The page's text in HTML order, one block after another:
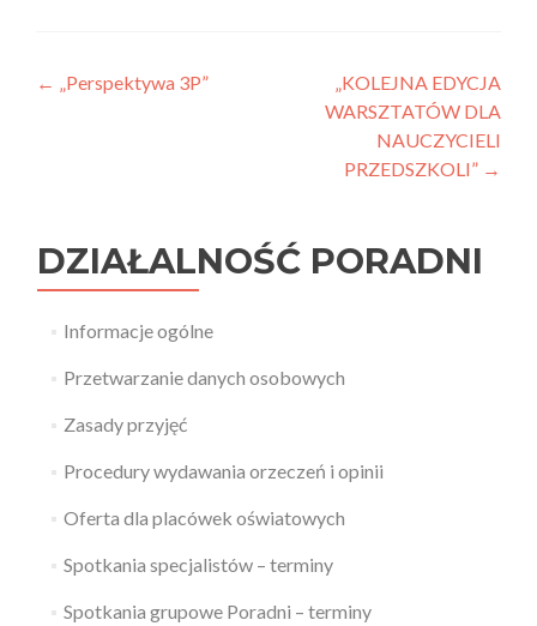
Nawigacja
← „Perspektywa 3P”
„KOLEJNA EDYCJA
WARSZTATÓW DLA
NAUCZYCIELI
PRZEDSZKOLI” →
DZIAŁALNOŚĆ PORADNI
Informacje ogólne
Przetwarzanie danych osobowych
Zasady przyjęć
Procedury wydawania orzeczeń i opinii
Oferta dla placówek oświatowych
Spotkania specjalistów – terminy
Spotkania grupowe Poradni – terminy